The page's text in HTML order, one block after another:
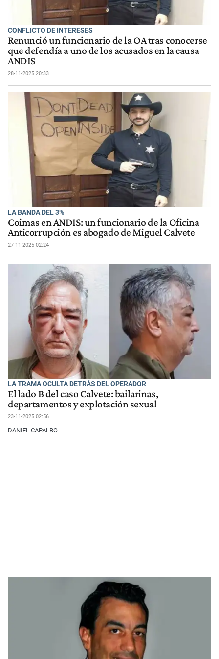
CONFLICTO DE INTERESES
Renunció un funcionario de la OA tras conocerse
que defendía a uno de los acusados en la causa
ANDIS
28-11-2025 20:33
LA BANDA DEL 3%
Coimas en ANDIS: un funcionario de la Oficina
Anticorrupción es abogado de Miguel Calvete
27-11-2025 02:24
LA TRAMA OCULTA DETRÁS DEL OPERADOR
El lado B del caso Calvete: bailarinas,
departamentos y explotación sexual
23-11-2025 02:56
DANIEL CAPALBO